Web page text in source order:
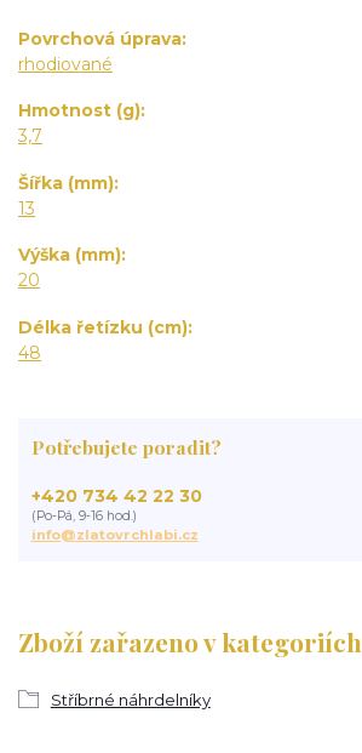
Povrchová úprava
rhodiované
Hmotnost (g)
3,7
Šířka (mm)
13
Výška (mm)
20
Délka řetízku (cm)
48
Zboží zařazeno v kategoriích
Stříbrné náhrdelníky
Potřebujete poradit?
+420 734 42 22 30
(Po-Pá, 9-16 hod.)
info@zlatovrchlabi.cz